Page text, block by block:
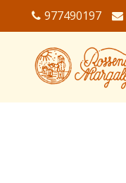
977490197